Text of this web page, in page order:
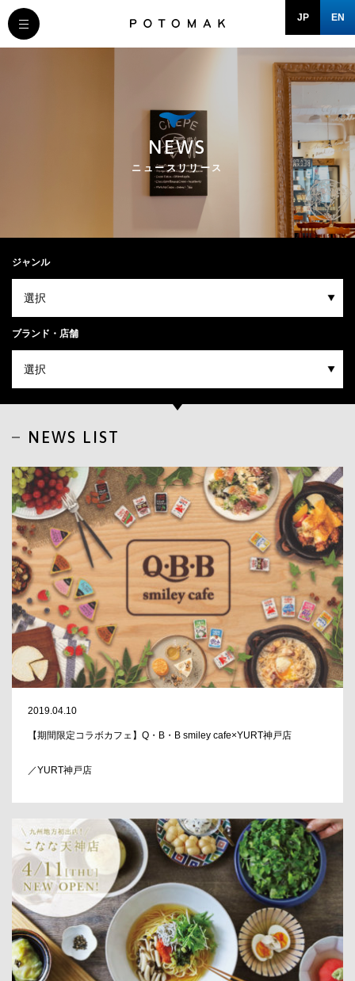
JP EN
MESSAGE
BRAND/SHOP
DOMAIN
NEWS
ニュースリリース
ジャンル
ブランド・店舗
NEWS LIST
2019.04.10
【期間限定コラボカフェ】Q・B・B smiley cafe×YURT神戸店
／YURT神戸店